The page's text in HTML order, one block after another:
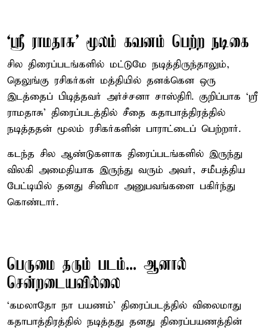
‘ஸ்ரீ ராமதாசு’ மூலம் கவனம் பெற்ற நடிகை
சில திரைப்படங்களில் மட்டுமே நடித்திருந்தாலும்,
தெலுங்கு ரசிகர்கள் மத்தியில் தனக்கென ஒரு
இடத்தைப் பிடித்தவர் அர்ச்சனா சாஸ்திரி. குறிப்பாக ‘ஸ்ரீ
ராமதாசு’ திரைப்படத்தில் சீதை கதாபாத்திரத்தில்
நடித்ததன் மூலம் ரசிகர்களின் பாராட்டைப் பெற்றார்.
கடந்த சில ஆண்டுகளாக திரைப்படங்களில் இருந்து
விலகி அமைதியாக இருந்து வரும் அவர், சமீபத்திய
பேட்டியில் தனது சினிமா அனுபவங்களை பகிர்ந்து
கொண்டார்.
பெருமை தரும் படம்... ஆனால்
சென்றடையவில்லை
‘கமலாதோ நா பயணம்’ திரைப்படத்தில் விலைமாது
கதாபாத்திரத்தில் நடித்தது தனது திரைப்பயணத்தின்